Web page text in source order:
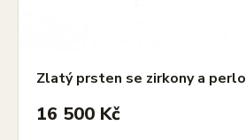
Zlatý prsten se zirkony a
16 500 Kč